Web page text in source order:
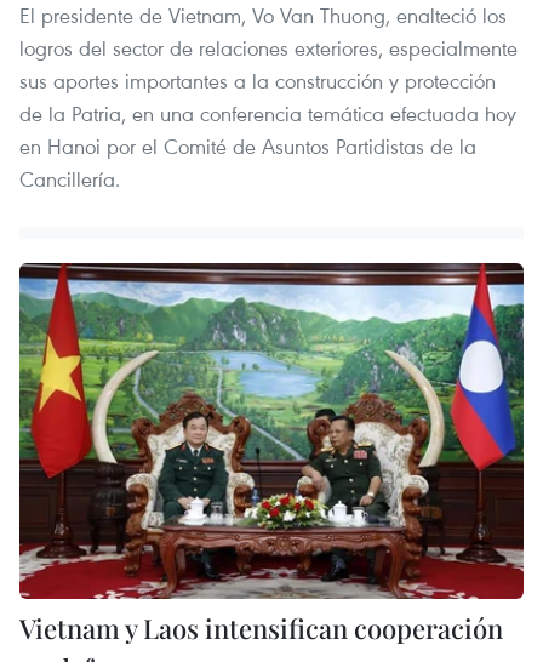
El presidente de Vietnam, Vo Van Thuong, enalteció los
logros del sector de relaciones exteriores, especialmente
sus aportes importantes a la construcción y protección
de la Patria, en una conferencia temática efectuada hoy
en Hanoi por el Comité de Asuntos Partidistas de la
Cancillería.
Vietnam y Laos intensifican cooperación